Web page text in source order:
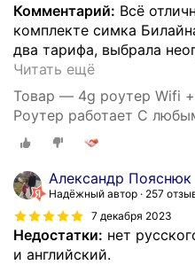
Комментарий: Всё
комплекте симка
два тарифа, выбрала
Читать ещё
Товар — 4g роутер Wifi
Роутер работает С
россии, крыма, СНГ.
требует настроек!
Александр Пояснюк
Надёжный автор
257
7 декабря 2023
Недостатки: нет
и английский.